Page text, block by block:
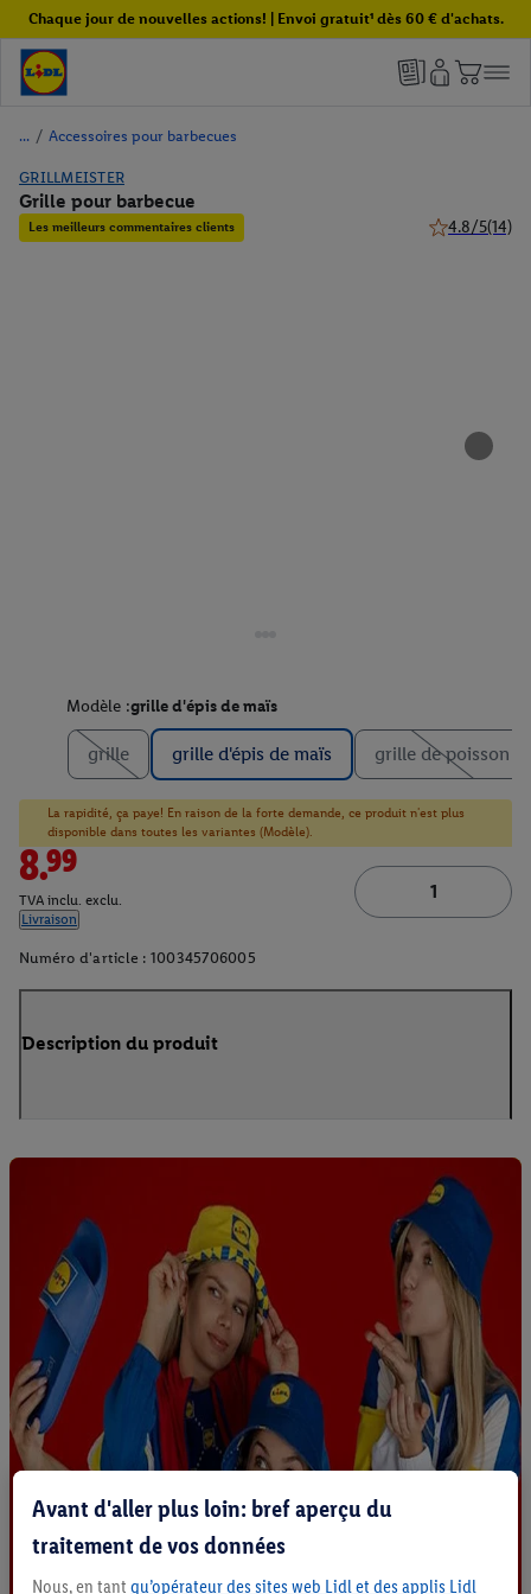
Chaque jour de nouvelles actions! | Envoi gratuit¹ dès 60 € d'achats.
/ Accessoires pour barbecues
GRILLMEISTER
Grille pour barbecue
Les meilleurs commentaires clients 4.8/5(14)
Modèle :grille d'épis de maïs
grille grille d'épis de maïs grille de poisson
La rapidité, ça paye! En raison de la forte demande, ce produit n'est plus
disponible dans toutes les variantes (Modèle).
8.99
TVA inclu. exclu.
Livraison
Numéro d'article : 100345706005
Description du produit
Avant d'aller plus loin: bref aperçu du
traitement de vos données
Nous, en tant qu’opérateur des sites web Lidl et des applis Lidl